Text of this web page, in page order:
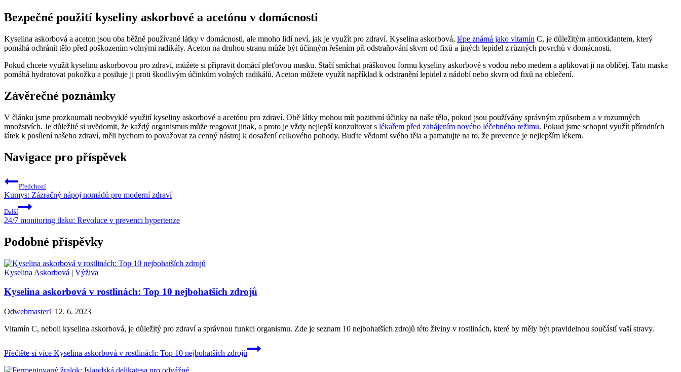
Bezpečné použití kyseliny askorbové a acetónu v domácnosti
Kyselina askorbová a aceton jsou oba běžně používané látky v domácnosti, ale mnoho lidí neví, jak je využít pro zdraví. Kyselina askorbová, lépe známá jako vitamín C, je důležitým antioxidantem, který
pomáhá ochránit tělo před poškozením volnými radikály. Aceton na druhou stranu může být účinným řešením při odstraňování skvrn od fixů a jiných lepidel z různých povrchů v domácnosti.
Pokud chcete využít kyselinu askorbovou pro zdraví, můžete si připravit domácí pleťovou masku. Stačí smíchat práškovou formu kyseliny askorbové s vodou nebo medem a aplikovat ji na obličej. Tato maska
pomáhá hydratovat pokožku a posiluje ji proti škodlivým účinkům volných radikálů. Aceton můžete využít například k odstranění lepidel z nádobí nebo skvrn od fixů na oblečení.
Závěrečné poznámky
V článku jsme prozkoumali neobvyklé využití kyseliny askorbové a acetónu pro zdraví. Obě látky mohou mít pozitivní účinky na naše tělo, pokud jsou používány správným způsobem a v rozumných
množstvích. Je důležité si uvědomit, že každý organismus může reagovat jinak, a proto je vždy nejlepší konzultovat s lékařem před zahájením nového léčebného režimu. Pokud jsme schopni využít přírodních
látek k posílení našeho zdraví, měli bychom to považovat za cenný nástroj k dosažení celkového pohody. Buďte vědomi svého těla a pamatujte na to, že prevence je nejlepším lékem.
Navigace pro příspěvek
Předchozí
Kumys: Zázračný nápoj nomádů pro moderní zdraví
Další
24/7 monitoring tlaku: Revoluce v prevenci hypertenze
Podobné příspěvky
Kyselina Askorbová | Výživa
Kyselina askorbová v rostlinách: Top 10 nejbohatších zdrojů
Odwebmaster1 12. 6. 2023
Vitamín C, neboli kyselina askorbová, je důležitý pro zdraví a správnou funkci organismu. Zde je seznam 10 nejbohatších zdrojů této živiny v rostlinách, které by měly být pravidelnou součástí vaší stravy.
Přečtěte si více Kyselina askorbová v rostlinách: Top 10 nejbohatších zdrojů